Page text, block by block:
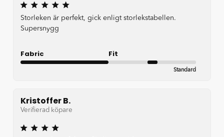
Storleken är perfekt, gick enligt storlekstabellen.
Supersnygg
Fabric Fit
Standard
Kristoffer B.
Verifierad köpare